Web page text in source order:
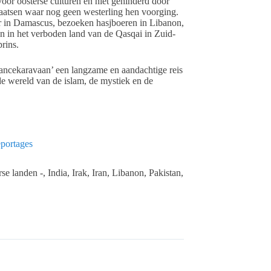
waar nog geen westerling hen voorging.
Damascus, bezoeken hasjboeren in Libanon,
in het verboden land van de Qasqai in Zuid-
een langzame en aandachtige reis
wereld van de islam, de mystiek en de
landen -, India, Irak, Iran, Libanon, Pakistan,